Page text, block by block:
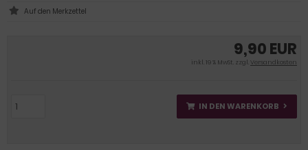
9,90 EUR
inkl. 19 % MwSt. zzgl.Versandkosten
IN DEN WARENKORB